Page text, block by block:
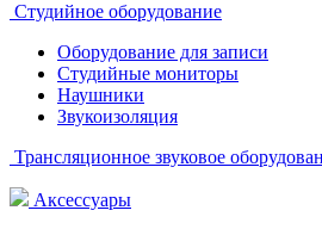
Студийное оборудование
Оборудование для записи
Студийные мониторы
Наушники
Звукоизоляция
Трансляционное звуковое
Аксессуары